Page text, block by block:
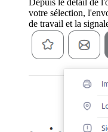
votre sélection,
de travail et la